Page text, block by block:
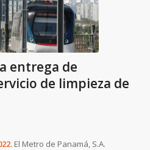
entrega de
de limpieza de
El Metro de Panamá, S.A.